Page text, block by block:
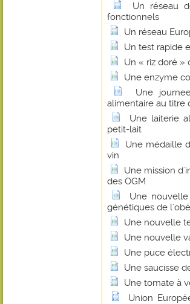
Un réseau
fonctionnels
Un réseau
Un test rapide
Un « riz doré »
Une enzyme
Une
alimentaire au titre
Une laiterie
petit-lait
Une médaille
vin
Une mission
des OGM
Une
génétiques de
Une nouvelle
Une nouvelle
Une puce
Une saucisse
Une tomate à
Union